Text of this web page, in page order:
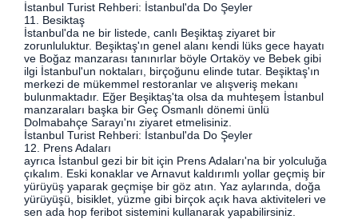
İstanbul Turist Rehberi: İstanbul'da Do Şeyler
11. Besiktaş
İstanbul'da ne bir listede, canlı Beşiktaş ziyaret bir
zorunluluktur. Beşiktaş'ın genel alanı kendi lüks gece hayatı
ve Boğaz manzarası tanınırlar böyle Ortaköy ve Bebek gibi
ilgi İstanbul'un noktaları, birçoğunu elinde tutar. Beşiktaş'ın
merkezi de mükemmel restoranlar ve alışveriş mekanı
bulunmaktadır. Eğer Beşiktaş'ta olsa da muhteşem İstanbul
manzaraları başka bir Geç Osmanlı dönemi ünlü
Dolmabahçe Sarayı'nı ziyaret etmelisiniz.
İstanbul Turist Rehberi: İstanbul'da Do Şeyler
12. Prens Adaları
ayrıca İstanbul gezi bir bit için Prens Adaları'na bir yolculuğa
çıkalım. Eski konaklar ve Arnavut kaldırımlı yollar geçmiş bir
yürüyüş yaparak geçmişe bir göz atın. Yaz aylarında, doğa
yürüyüşü, bisiklet, yüzme gibi birçok açık hava aktiviteleri ve
sen ada hop feribot sistemini kullanarak yapabilirsiniz.